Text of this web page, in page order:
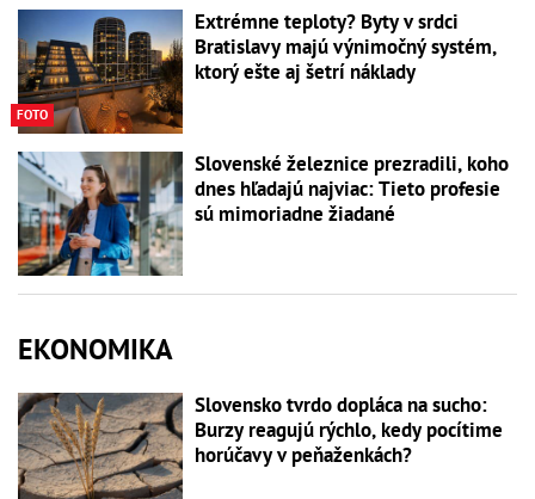
FOTO
Extrémne teploty? Byty v srdci
Bratislavy majú výnimočný systém,
ktorý ešte aj šetrí náklady
Slovenské železnice prezradili, koho
dnes hľadajú najviac: Tieto profesie
sú mimoriadne žiadané
EKONOMIKA
Slovensko tvrdo dopláca na sucho:
Burzy reagujú rýchlo, kedy pocítime
horúčavy v peňaženkách?